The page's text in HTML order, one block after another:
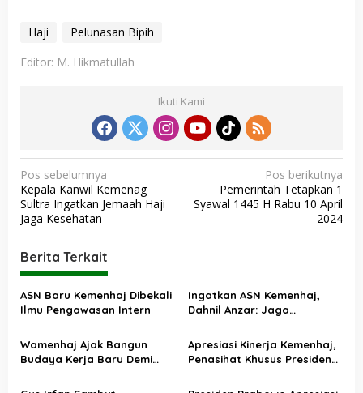
Haji
Pelunasan Bipih
Editor: M. Hikmatullah
Ikuti Kami
N
a
v
g
a
s
p
Pos sebelumnya
Kepala Kanwil Kemenag
Sultra Ingatkan Jemaah Haji
Jaga Kesehatan
Pos berikutnya
Pemerintah Tetapkan 1
Syawal 1445 H Rabu 10 April
2024
Berita Terkait
ASN Baru Kemenhaj Dibekali
Ilmu Pengawasan Intern
Ingatkan ASN Kemenhaj,
Dahnil Anzar: Jaga
Menjadikan Jemaah
sebagai Komoditas
Wamenhaj Ajak Bangun
Budaya Kerja Baru Demi
Jemaah
Apresiasi Kinerja Kemenhaj,
Penasihat Khusus Presiden
Penyelenggaraan Haji